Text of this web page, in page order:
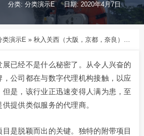
分类: 分类演示E 日期: 2020年4月7日
类演示E » 秋入关西（大阪，京都，奈良），红枫满地
已经不是什么秘密了。从令人兴奋的
公司都在与数字代理机构接触，以应
是，该行业正迅速变得人满为患，至
提供类似服务的代理商。
是脱颖而出的关键。独特的附带项目